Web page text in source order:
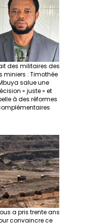
des militaires des
miniers : Timothée
salue une
« juste » et
à des réformes
a pris trente ans
convaincre ce